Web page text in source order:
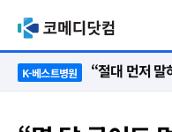
K-베스트병원